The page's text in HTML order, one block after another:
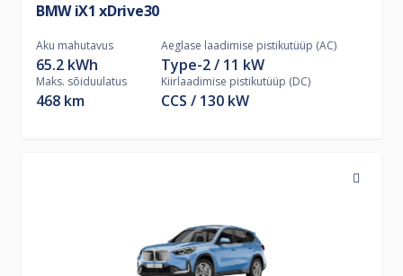
BMW iX1 xDrive30
Aku mahutavus
65.2 kWh
Maks. sõiduulatus
468 km
Aeglase laadimise pistikutüüp (AC)
Type-2 11 kW
Kiirlaadimise pistikutüüp (DC)
CCS 130 kW